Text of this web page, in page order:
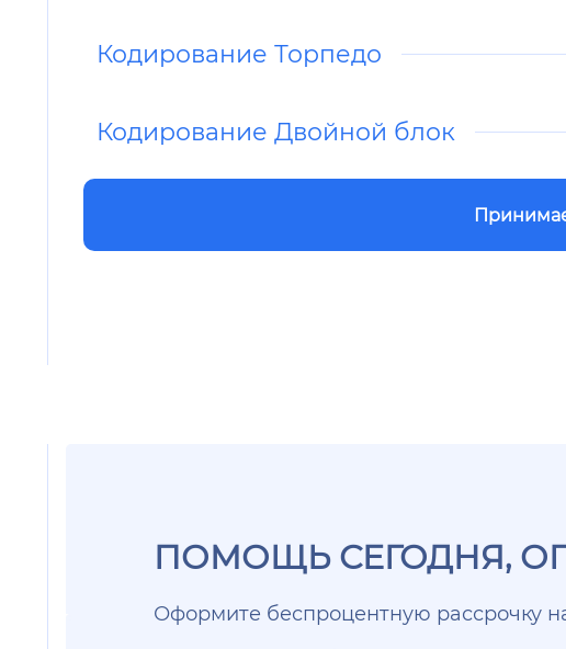
Кодирование Торпедо
Кодирование Двойной блок
ПОМОЩЬ СЕГОДНЯ,
Оформите беспроцентную рассрочку